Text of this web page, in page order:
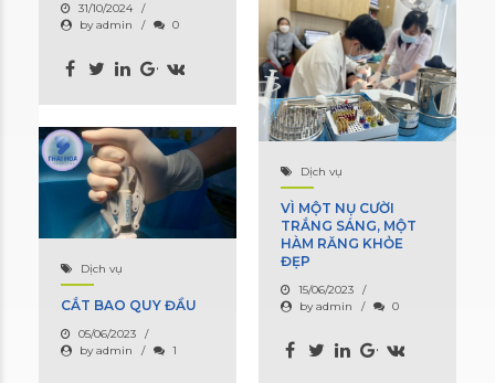
31/10/2024
by admin
0
Dịch vụ
VÌ MỘT NỤ CƯỜI
TRẮNG SÁNG, MỘT
HÀM RĂNG KHỎE
ĐẸP
15/06/2023
by admin
0
Dịch vụ
CẮT BAO QUY ĐẦU
05/06/2023
by admin
1